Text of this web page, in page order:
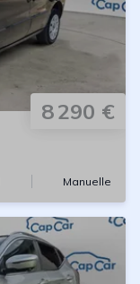
8 290 €
Manuelle